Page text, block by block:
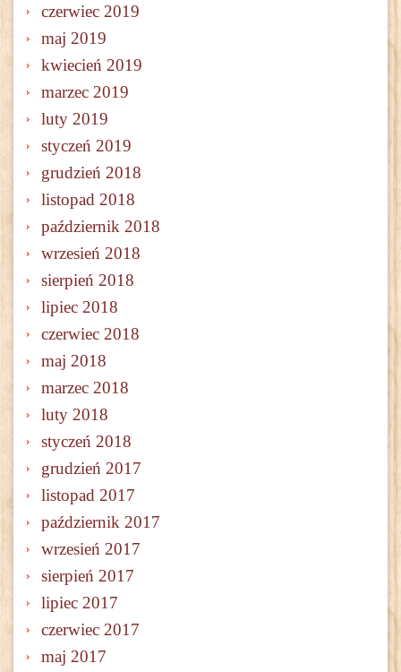
czerwiec 2019
maj 2019
kwiecień 2019
marzec 2019
luty 2019
styczeń 2019
grudzień 2018
listopad 2018
październik 2018
wrzesień 2018
sierpień 2018
lipiec 2018
czerwiec 2018
maj 2018
marzec 2018
luty 2018
styczeń 2018
grudzień 2017
listopad 2017
październik 2017
wrzesień 2017
sierpień 2017
lipiec 2017
czerwiec 2017
maj 2017